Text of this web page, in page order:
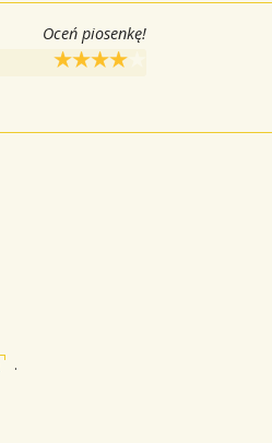
Oceń piosenkę!
.